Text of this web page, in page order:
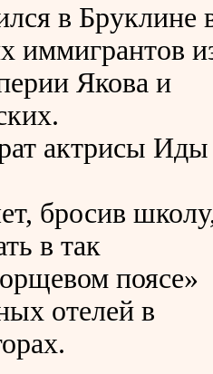
в Бруклине
иммигрантов
Якова и
актрисы Иды
бросив
в так
поясе»
отелей в